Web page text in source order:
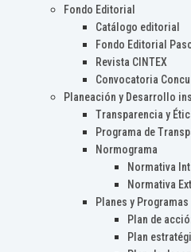
Fondo Editorial
Catálogo editorial
Fondo Editorial
Revista CINTEX
Convocatoria
Planeación y Desarrollo
Transparencia y
Programa de
Normograma
Normativa
Normativa
Planes y Programas
Plan de
Plan